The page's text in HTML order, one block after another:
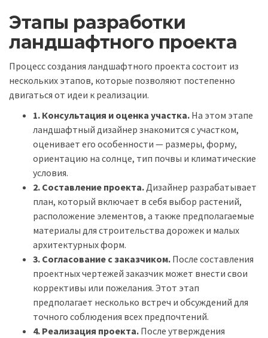
Этапы разработки
ландшафтного проекта
Процесс создания ландшафтного проекта состоит из
нескольких этапов, которые позволяют постепенно
двигаться от идеи к реализации.
1. Консультация и оценка участка. На этом этапе
ландшафтный дизайнер знакомится с участком,
оценивает его особенности — размеры, форму,
ориентацию на солнце, тип почвы и климатические
условия.
2. Составление проекта.Дизайнер разрабатывает
план, который включает в себя выбор растений,
расположение элементов, а также предполагаемые
материалы для строительства дорожек и малых
архитектурных форм.
3. Согласование с заказчиком. После составления
проектных чертежей заказчик может внести свои
коррективы или пожелания. Этот этап
предполагает несколько встреч и обсуждений для
точного соблюдения всех предпочтений.
4. Реализация проекта. После утверждения